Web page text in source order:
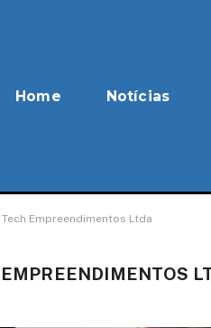
Home Notícias
Empreendimentos Ltda